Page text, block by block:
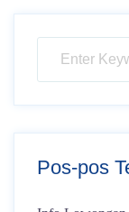
Pos-pos